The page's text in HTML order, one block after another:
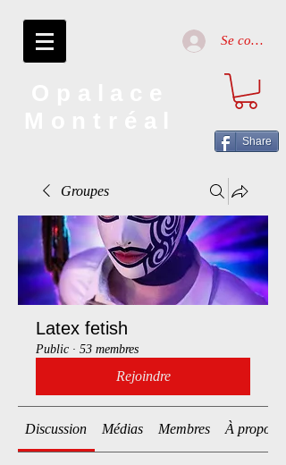
Se connecter
Share
Groupes
Latex fetish
Public · 53 membres
Rejoindre
Discussion Médias Membres À propos